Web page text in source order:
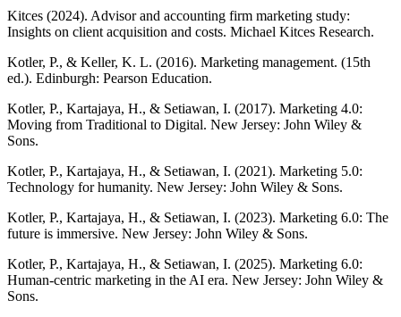
Kitces (2024). Advisor and accounting firm marketing study:
Insights on client acquisition and costs. Michael Kitces Research.
Kotler, P., & Keller, K. L. (2016). Marketing management. (15th
ed.). Edinburgh: Pearson Education.
Kotler, P., Kartajaya, H., & Setiawan, I. (2017). Marketing 4.0:
Moving from Traditional to Digital. New Jersey: John Wiley &
Sons.
Kotler, P., Kartajaya, H., & Setiawan, I. (2021). Marketing 5.0:
Technology for humanity. New Jersey: John Wiley & Sons.
Kotler, P., Kartajaya, H., & Setiawan, I. (2023). Marketing 6.0: The
future is immersive. New Jersey: John Wiley & Sons.
Kotler, P., Kartajaya, H., & Setiawan, I. (2025). Marketing 6.0:
Human-centric marketing in the AI era. New Jersey: John Wiley &
Sons.